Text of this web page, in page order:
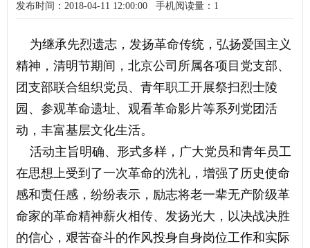
发布时间：2018-04-11 12:00:00 手机阅读量：1
为继承先烈遗志，发扬革命传统，弘扬爱国主义
精神，清明节期间，北京公司所属各项目党支部、
团支部联合组织党员、青年职工开展祭扫烈士陵
园、参观革命遗址、观看革命影片等系列党团活
动，丰富基层文化生活。
活动主旨明确、形式多样，广大党员和青年员工
在思想上受到了一次革命的洗礼，增强了历史使命
感和责任感，纷纷表示，励志将老一辈无产阶级革
命家的革命精神薪火相传、发扬光大，以决战决胜
的信心，艰苦奋斗的作风投身自身岗位工作和实际